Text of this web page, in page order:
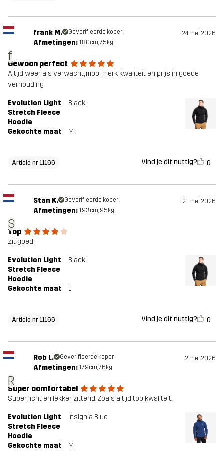
f
frank M. Geverifieerde koper 24 mei 2026
Afmetingen: 180cm, 75kg
Gewoon perfect
Altijd weer als verwacht, mooi merk kwaliteit en prijs in goede
verhouding
Evolution Light
Stretch Fleece
Hoodie
Black
Gekochte maat M
Article nr 11166 Vind je dit nuttig? 0
S
Stan K. Geverifieerde koper 21 mei 2026
Afmetingen: 193cm, 95kg
Top
Zit goed!
Evolution Light
Stretch Fleece
Hoodie
Black
Gekochte maat L
Article nr 11166 Vind je dit nuttig? 0
R
Rob L. Geverifieerde koper 2 mei 2026
Afmetingen: 179cm, 76kg
Super comfortabel
Super licht en lekker zittend. Zoals altijd top kwaliteit.
Evolution Light
Stretch Fleece
Hoodie
Insignia Blue
Gekochte maat M